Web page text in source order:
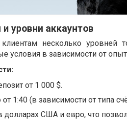
уровни аккаунтов
клиентам несколько уровней
условия в зависимости от
от 1 000 $.
1:40 (в зависимости от типа
долларах США и евро, что